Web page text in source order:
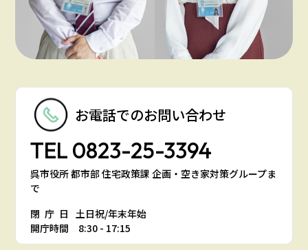
お電話でのお問い合わせ
TEL 0823-25-3394
呉市役所 都市部 住宅政策課 企画・空き家対策グループま
で
閉庁日 土日祝/年末年始
開庁時間 8:30 - 17:15